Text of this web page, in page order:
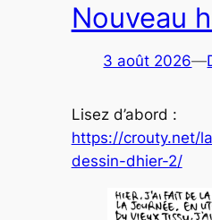
Nouveau
3 août 2026—
Lisez d’abord :
https://crouty.net/
dessin-dhier-2/